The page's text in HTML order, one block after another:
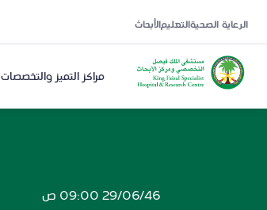
الرعاية الصحيةالتعليمالأبحاث
مراكز التميز والتخصصات
29/06/46 09:00 ص